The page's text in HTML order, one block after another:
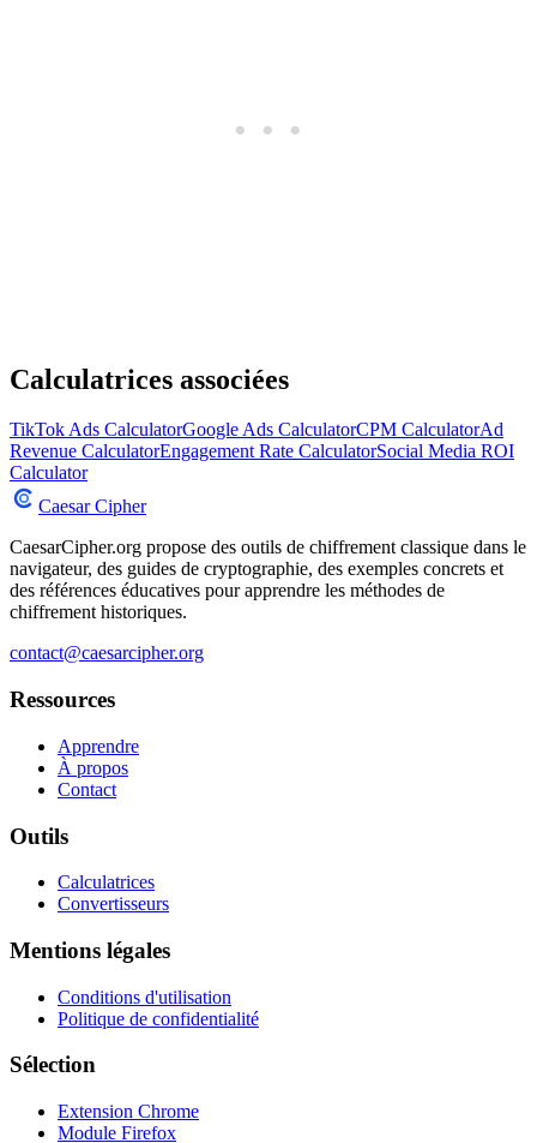
Calculatrices associées
TikTok Ads CalculatorGoogle Ads CalculatorCPM CalculatorAd
Revenue CalculatorEngagement Rate CalculatorSocial Media ROI
Calculator
Caesar Cipher
CaesarCipher.org propose des outils de chiffrement classique dans le
navigateur, des guides de cryptographie, des exemples concrets et
des références éducatives pour apprendre les méthodes de
chiffrement historiques.
contact@caesarcipher.org
Ressources
Apprendre
À propos
Contact
Outils
Calculatrices
Convertisseurs
Mentions légales
Conditions d'utilisation
Politique de confidentialité
Sélection
Extension Chrome
Module Firefox